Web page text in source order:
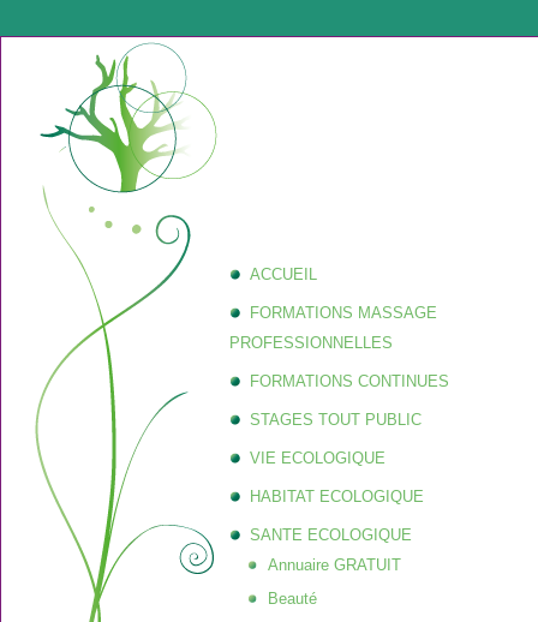
ACCUEIL
FORMATIONS MASSAGE
PROFESSIONNELLES
FORMATIONS CONTINUES
STAGES TOUT PUBLIC
VIE ECOLOGIQUE
HABITAT ECOLOGIQUE
SANTE ECOLOGIQUE
Annuaire GRATUIT
Beauté